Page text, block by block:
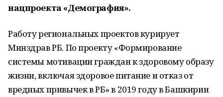
нацпроекта «Демография».
Работу региональных проектов курирует
Минздрав РБ. По проекту «Формирование
системы мотивации граждан к здоровому образу
жизни, включая здоровое питание и отказ от
вредных привычек в РБ» в 2019 году в Башкирии